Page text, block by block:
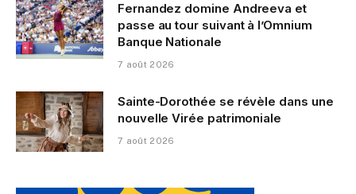
Fernandez domine Andreeva et
passe au tour suivant à l’Omnium
Banque Nationale
7 août 2026
Sainte-Dorothée se révèle dans une
nouvelle Virée patrimoniale
7 août 2026